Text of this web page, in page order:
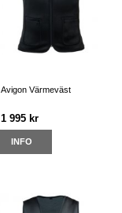
Avigon Värmeväst
1 995 kr
INFO